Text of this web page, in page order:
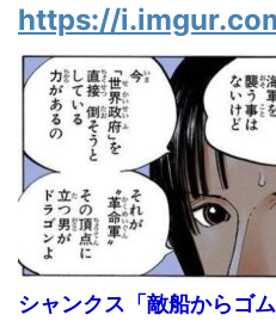
Powered by livedoor 相互
https://
シャンクス「敵船からゴ